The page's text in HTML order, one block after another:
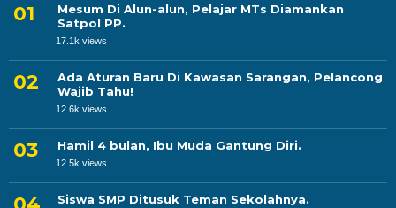
Mesum Di Alun-alun, Pelajar MTs Diamankan
Satpol PP.
17.1k views
Ada Aturan Baru Di Kawasan Sarangan, Pelancong
Wajib Tahu!
12.6k views
Hamil 4 bulan, Ibu Muda Gantung Diri.
12.5k views
Siswa SMP Ditusuk Teman Sekolahnya.